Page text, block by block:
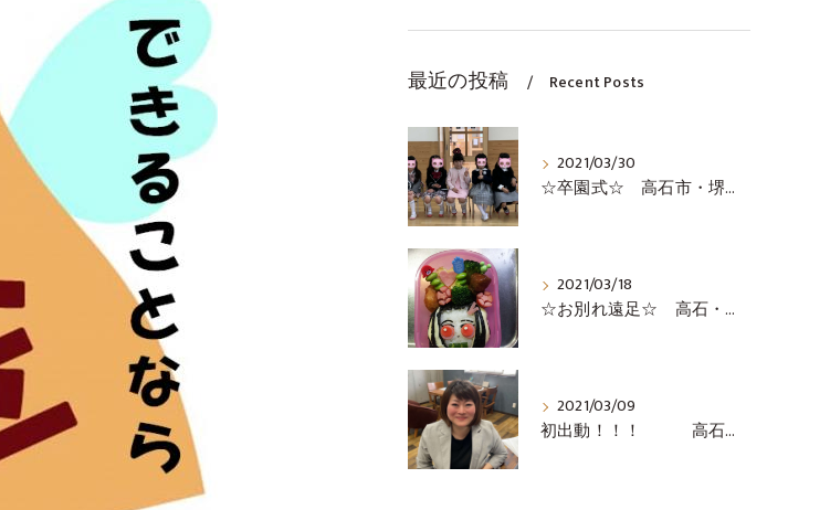
最近の投稿 Recent Posts
2021/03/30
☆卒園式☆ 高石市・堺市・泉大津市の不動産の事ならココロホーム株式会社にお問い合わせください
2021/03/18
☆お別れ遠足☆ 高石・堺市・泉大津市の不動産売却の事ならココロホーム株式会社にお問い合わせください
2021/03/09
初出動！！！ 高石・堺市・泉大津の無料査定の事ならココロホーム株式会社